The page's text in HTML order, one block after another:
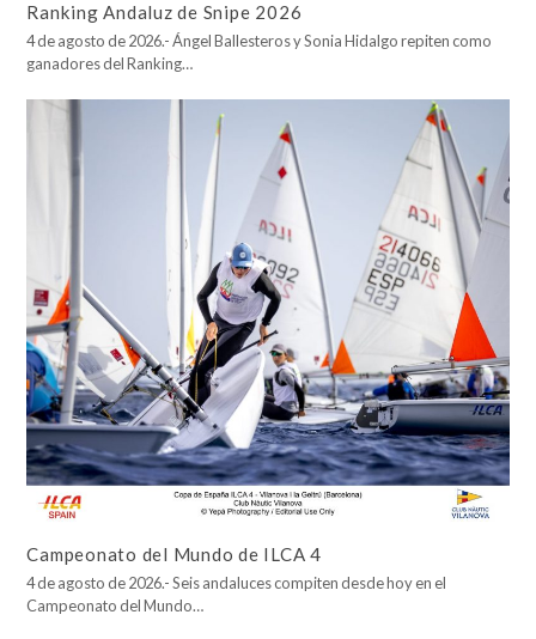
Ranking Andaluz de Snipe 2026
4 de agosto de 2026.- Ángel Ballesteros y Sonia Hidalgo repiten como
ganadores del Ranking…
Campeonato del Mundo de ILCA 4
4 de agosto de 2026.- Seis andaluces compiten desde hoy en el
Campeonato del Mundo…